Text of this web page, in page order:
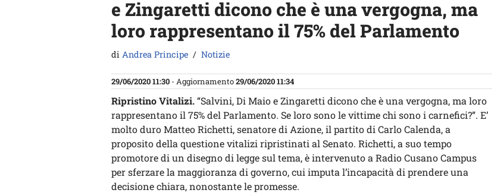
e Zingaretti dicono che è una vergogna, ma
loro rappresentano il 75% del Parlamento
di Andrea Principe Notizie
29/06/2020 11:30 - Aggiornamento29/06/2020 11:34
Ripristino Vitalizi.“Salvini, Di Maio e Zingaretti dicono che è una vergogna, ma loro
rappresentano il 75% del Parlamento. Se loro sono le vittime chi sono i carnefici?”. E’
molto duro Matteo Richetti, senatore di Azione, il partito di Carlo Calenda, a
proposito della questione vitalizi ripristinati al Senato. Richetti, a suo tempo
promotore di un disegno di legge sul tema, è intervenuto a Radio Cusano Campus
per sferzare la maggioranza di governo, cui imputa l’incapacità di prendere una
decisione chiara, nonostante le promesse.